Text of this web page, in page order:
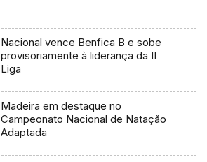
Nacional vence Benfica B e sobe
provisoriamente à liderança da II
Liga
Madeira em destaque no
Campeonato Nacional de Natação
Adaptada